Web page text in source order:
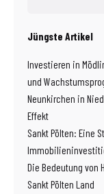
Jüngste Artikel
Investieren in
und
Neunkirchen in
Effekt
Sankt Pölten: Eine
Die Bedeutung von
Sankt Pölten Land